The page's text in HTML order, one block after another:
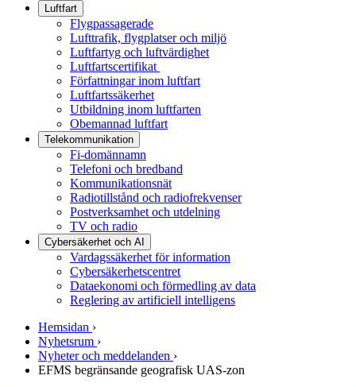
Luftfart
Flygpassagerade
Lufttrafik, flygplatser och miljö
Luftfartyg och luftvärdighet
Luftfartscertifikat
Författningar inom luftfart
Luftfartssäkerhet
Utbildning inom luftfarten
Obemannad luftfart
Telekommunikation
Fi-domännamn
Telefoni och bredband
Kommunikationsnät
Radiotillstånd och radiofrekvenser
Postverksamhet och utdelning
TV och radio
Cybersäkerhet och AI
Vardagssäkerhet för information
Cybersäkerhetscentret
Dataekonomi och förmedling av data
Reglering av artificiell intelligens
Hemsidan ›
Nyhetsrum ›
Nyheter och meddelanden ›
EFMS begränsande geografisk UAS-zon